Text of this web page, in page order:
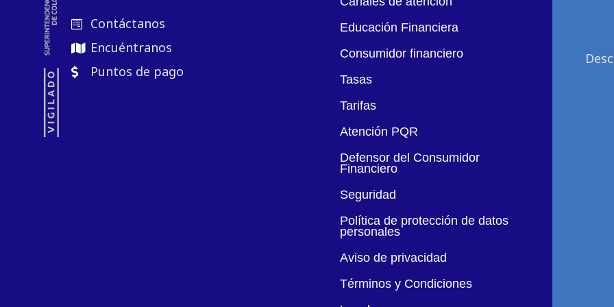
Contáctanos
Encuéntranos
Puntos de pago
Educación Financiera
Consumidor financiero
Tasas
Tarifas
Atención PQR
Defensor del Consumidor
Financiero
Seguridad
Política de protección de datos
personales
Aviso de privacidad
Términos y Condiciones